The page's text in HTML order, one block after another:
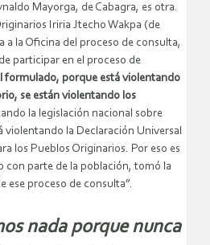
Mayorga, de Cabagra, es otra.
Iriria Jtecho Wakpa (de
a la Oficina del proceso de consulta,
participar en el proceso de
formulado, porque está violentando
se están violentando los
la legislación nacional sobre
violentando la Declaración Universal
los Pueblos Originarios. Por eso es
con parte de la población, tomó la
ese proceso de consulta”.
nada porque nunca